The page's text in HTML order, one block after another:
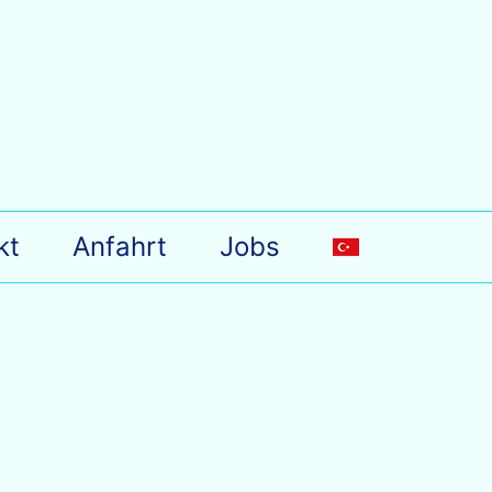
Anfahrt Jobs